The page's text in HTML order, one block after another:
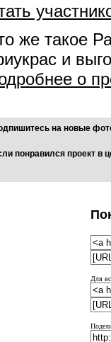
же такое
и
о
на новые
понравился проект в
Для